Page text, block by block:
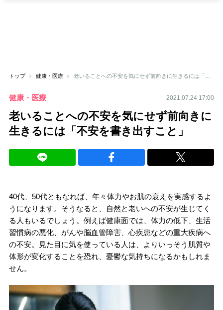
トップ 健康・医療
健康・医療 2021.07.24 17:00
老いることへの不安を気にせず前向きに
生きるには「不安を書き出すこと」
40代、50代ともなれば、年々体力やお肌の衰えを実感するよ
うになります。そうなると、自然と老いへの不安が生じてく
る人もいるでしょう。例えば健康面では、体力の低下、生活
習慣病の悪化、がんや脳血管障害、心疾患などの重大疾病へ
の不安。見た目に気を使っている人は、よりいっそう肌質や
体形が変化することを恐れ、憂鬱な気持ちになるかもしれま
せん。